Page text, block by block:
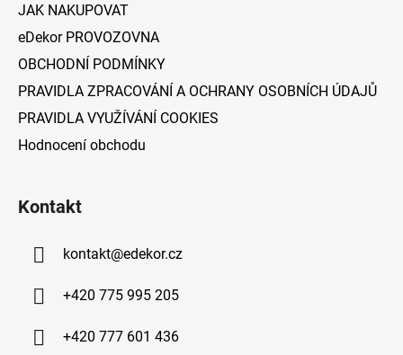
JAK NAKUPOVAT
eDekor PROVOZOVNA
OBCHODNÍ PODMÍNKY
PRAVIDLA ZPRACOVÁNÍ A OCHRANY OSOBNÍCH ÚDAJŮ
PRAVIDLA VYUŽÍVÁNÍ COOKIES
Hodnocení obchodu
Kontakt
kontakt@edekor.cz
+420 775 995 205
+420 777 601 436